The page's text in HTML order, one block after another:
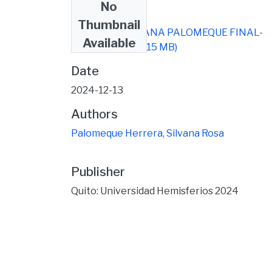
No
Thumbnail
Available
ARTICULO SILVANA PALOMEQUE FINAL-
signed (2).pdf(10.15 MB)
Date
2024-12-13
Authors
Palomeque Herrera, Silvana Rosa
Publisher
Quito: Universidad Hemisferios 2024